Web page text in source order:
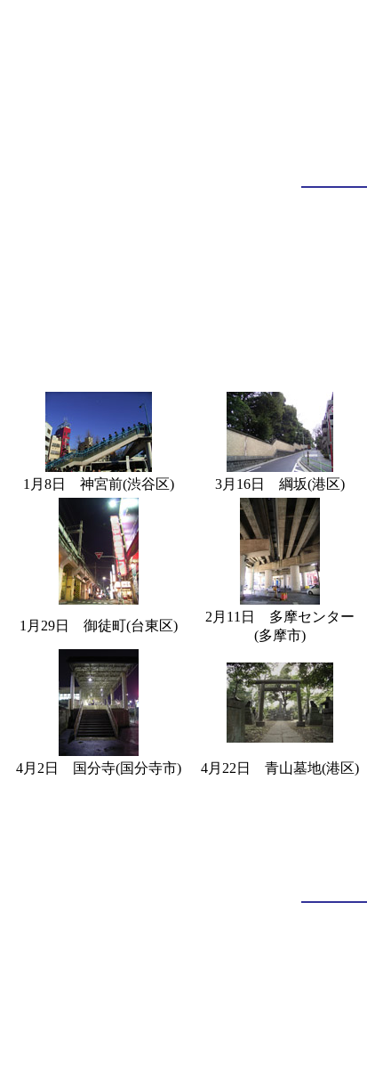
1月8日 神宮前(渋谷区) 3月16日 綱坂(港区)
1月29日 御徒町(台東区)
2月11日 多摩センター
(多摩市)
4月2日 国分寺(国分寺市) 4月22日 青山墓地(港区)